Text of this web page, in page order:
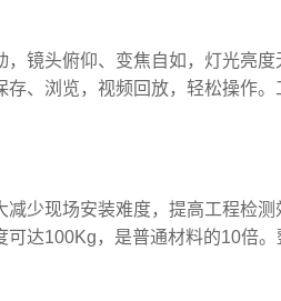
镜头俯仰、变焦自如，灯光亮
、浏览，视频回放，轻松操作
少现场安装难度，提高工程检
达100Kg，是普通材料的10倍